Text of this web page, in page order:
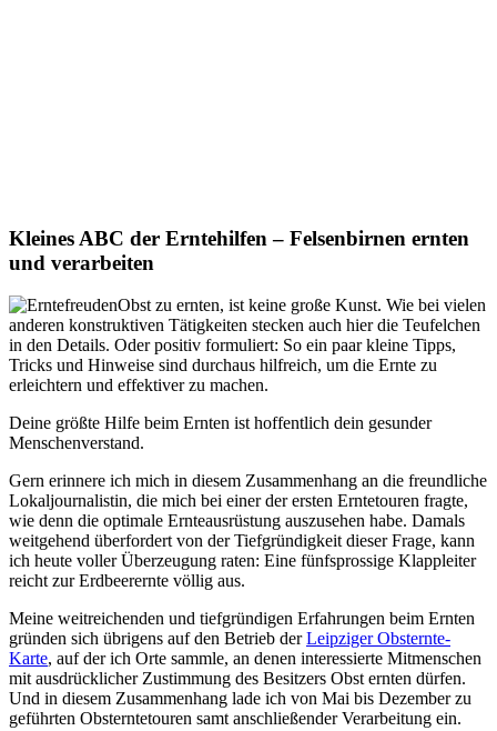
Kleines ABC der Erntehilfen – Felsenbirnen ernten
und verarbeiten
Obst zu ernten, ist keine große Kunst. Wie bei vielen
anderen konstruktiven Tätigkeiten stecken auch hier die Teufelchen
in den Details. Oder positiv formuliert: So ein paar kleine Tipps,
Tricks und Hinweise sind durchaus hilfreich, um die Ernte zu
erleichtern und effektiver zu machen.
Deine größte Hilfe beim Ernten ist hoffentlich dein gesunder
Menschenverstand.
Gern erinnere ich mich in diesem Zusammenhang an die freundliche
Lokaljournalistin, die mich bei einer der ersten Erntetouren fragte,
wie denn die optimale Ernteausrüstung auszusehen habe. Damals
weitgehend überfordert von der Tiefgründigkeit dieser Frage, kann
ich heute voller Überzeugung raten: Eine fünfsprossige Klappleiter
reicht zur Erdbeerernte völlig aus.
Meine weitreichenden und tiefgründigen Erfahrungen beim Ernten
gründen sich übrigens auf den Betrieb derLeipziger Obsternte-
Karte, auf der ich Orte sammle, an denen interessierte Mitmenschen
mit ausdrücklicher Zustimmung des Besitzers Obst ernten dürfen.
Und in diesem Zusammenhang lade ich von Mai bis Dezember zu
geführten Obsterntetouren samt anschließender Verarbeitung ein.